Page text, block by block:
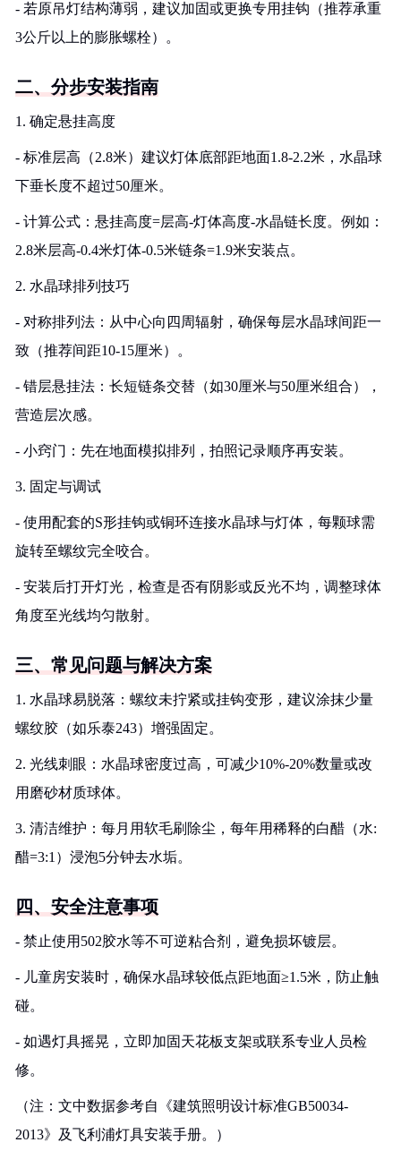
- 若原吊灯结构薄弱，建议加固或更换专用挂钩（推荐承重
3公斤以上的膨胀螺栓）。
二、分步安装指南
1. 确定悬挂高度
- 标准层高（2.8米）建议灯体底部距地面1.8-2.2米，水晶球
下垂长度不超过50厘米。
- 计算公式：悬挂高度=层高-灯体高度-水晶链长度。例如：
2.8米层高-0.4米灯体-0.5米链条=1.9米安装点。
2. 水晶球排列技巧
- 对称排列法：从中心向四周辐射，确保每层水晶球间距一
致（推荐间距10-15厘米）。
- 错层悬挂法：长短链条交替（如30厘米与50厘米组合），
营造层次感。
- 小窍门：先在地面模拟排列，拍照记录顺序再安装。
3. 固定与调试
- 使用配套的S形挂钩或铜环连接水晶球与灯体，每颗球需
旋转至螺纹完全咬合。
- 安装后打开灯光，检查是否有阴影或反光不均，调整球体
角度至光线均匀散射。
三、常见问题与解决方案
1. 水晶球易脱落：螺纹未拧紧或挂钩变形，建议涂抹少量
螺纹胶（如乐泰243）增强固定。
2. 光线刺眼：水晶球密度过高，可减少10%-20%数量或改
用磨砂材质球体。
3. 清洁维护：每月用软毛刷除尘，每年用稀释的白醋（水:
醋=3:1）浸泡5分钟去水垢。
四、安全注意事项
- 禁止使用502胶水等不可逆粘合剂，避免损坏镀层。
- 儿童房安装时，确保水晶球较低点距地面≥1.5米，防止触
碰。
- 如遇灯具摇晃，立即加固天花板支架或联系专业人员检
修。
（注：文中数据参考自《建筑照明设计标准GB50034-
2013》及飞利浦灯具安装手册。）